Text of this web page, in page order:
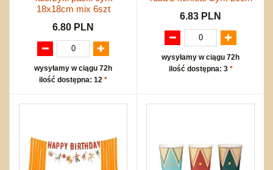
18x18cm mix 6szt
6.80 PLN
wysyłamy w ciągu 72h
ilość dostępna: 12 *
6.83 PLN
wysyłamy w ciągu 72h
ilość dostępna: 3 *